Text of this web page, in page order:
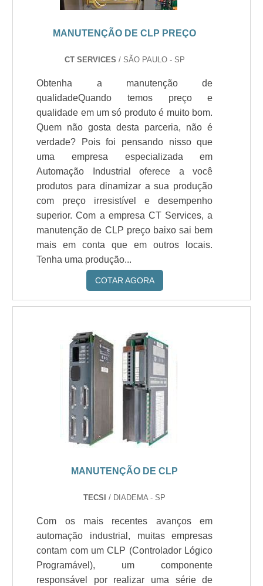
MANUTENÇÃO DE CLP PREÇO
CT SERVICES / SÃO PAULO - SP
Obtenha a manutenção de
qualidadeQuando temos preço e
qualidade em um só produto é muito bom.
Quem não gosta desta parceria, não é
verdade? Pois foi pensando nisso que
uma empresa especializada em
Automação Industrial oferece a você
produtos para dinamizar a sua produção
com preço irresistível e desempenho
superior. Com a empresa CT Services, a
manutenção de CLP preço baixo sai bem
mais em conta que em outros locais.
Tenha uma produção...
COTAR AGORA
MANUTENÇÃO DE CLP
TECSI/ DIADEMA - SP
Com os mais recentes avanços em
automação industrial, muitas empresas
contam com um CLP (Controlador Lógico
Programável), um componente
responsável por realizar uma série de